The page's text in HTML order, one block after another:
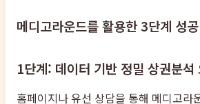
메디고라운드를 활용한 3단계 성
1단계: 데이터 기반 정밀 상권분석
홈페이지나 유선 상담을 통해 메디고라